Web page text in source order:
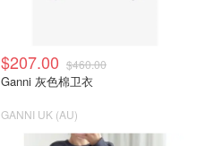
$207.00 $460.00
Ganni 灰色棉卫衣
GANNI UK (AU)